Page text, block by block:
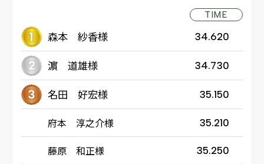
TIME
森本 紗香様 34.620
濵 道雄様 34.730
名田 好宏様 35.150
府本 淳之介様 35.210
藤原 和正様 35.250